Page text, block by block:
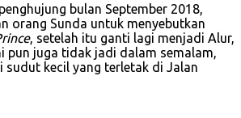
bulan September 2018,
orang Sunda untuk menyebutkan
, setelah itu ganti lagi menjadi Alur,
pun juga tidak jadi dalam semalam,
sudut kecil yang terletak di Jalan